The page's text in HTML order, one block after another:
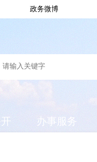
政务微博
办事服务